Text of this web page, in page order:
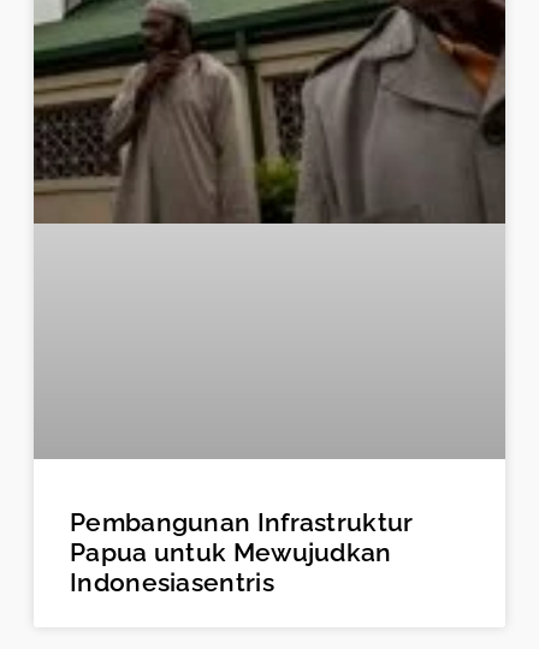
Pembangunan Infrastruktur
Papua untuk Mewujudkan
Indonesiasentris